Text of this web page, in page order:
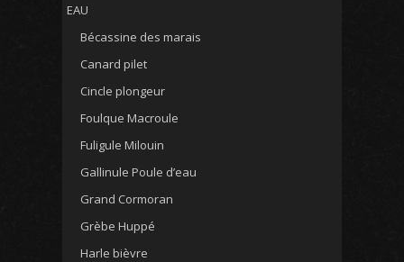
EAU
Bécassine des marais
Canard pilet
Cincle plongeur
Foulque Macroule
Fuligule Milouin
Gallinule Poule d’eau
Grand Cormoran
Grèbe Huppé
Harle bièvre